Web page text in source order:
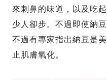
來刺鼻的味道，以及吃
少人卻步。不過即使納
不過有專家指出納豆是
止肌膚氧化。